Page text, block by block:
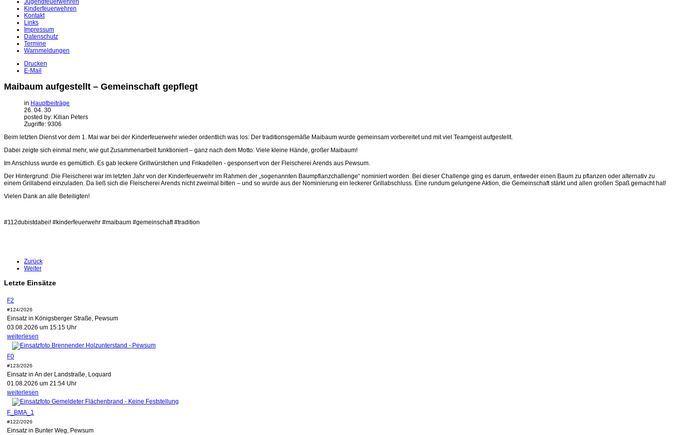
Jugendfeuerwehren
Kinderfeuerwehren
Kontakt
Links
Impressum
Datenschutz
Termine
Warnmeldungen
Drucken
E-Mail
Maibaum aufgestellt – Gemeinschaft gepflegt
in Hauptbeiträge
26. 04. 30
posted by: Kilian Peters
Zugriffe: 9306
Beim letzten Dienst vor dem 1. Mai war bei der Kinderfeuerwehr wieder ordentlich was los: Der traditionsgemäße Maibaum wurde gemeinsam vorbereitet und mit viel Teamgeist aufgestellt.
Dabei zeigte sich einmal mehr, wie gut Zusammenarbeit funktioniert – ganz nach dem Motto: Viele kleine Hände, großer Maibaum!
Im Anschluss wurde es gemütlich. Es gab leckere Grillwürstchen und Frikadellen - gesponsert von der Fleischerei Arends aus Pewsum.
Der Hintergrund: Die Fleischerei war im letzten Jahr von der Kinderfeuerwehr im Rahmen der „sogenannten Baumpflanzchallenge“ nominiert worden. Bei dieser Challenge ging es darum, entweder einen Baum zu pflanzen oder alternativ zu
einem Grillabend einzuladen. Da ließ sich die Fleischerei Arends nicht zweimal bitten – und so wurde aus der Nominierung ein leckerer Grillabschluss. Eine rundum gelungene Aktion, die Gemeinschaft stärkt und allen großen Spaß gemacht hat!
Vielen Dank an alle Beteiligten!
#112dubistdabei! #kinderfeuerwehr #maibaum #gemeinschaft #tradition
Zurück
Weiter
Letzte Einsätze
F2
#124/2026
Einsatz in Königsberger Straße, Pewsum
03.08.2026 um 15:15 Uhr
weiterlesen
F0
#123/2026
Einsatz in An der Landstraße, Loquard
01.08.2026 um 21:54 Uhr
weiterlesen
F_BMA_1
#122/2026
Einsatz in Bunter Weg, Pewsum